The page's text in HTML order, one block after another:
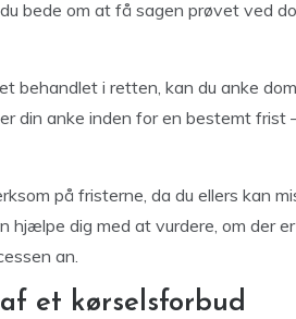
bede om at få sagen prøvet ved
behandlet i retten, kan du anke
din anke inden for en bestemt
på fristerne, da du ellers kan
hjælpe dig med at vurdere, om der
an.
et kørselsforbud